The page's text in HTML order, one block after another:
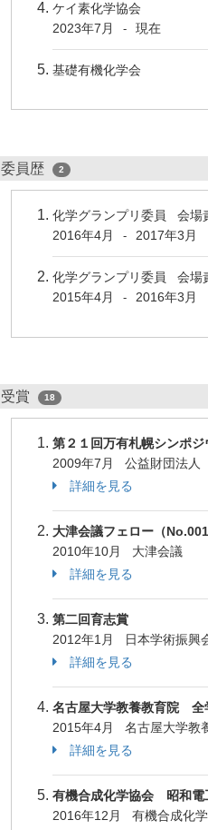
ケイ素化学協会
2023年7月
- 現在
基礎有機化学会
委員歴 2
化学グランプリ委員 会場
2016年4月
- 2017年3月
化学グランプリ委員 会場
2015年4月
- 2016年3月
受賞 18
第２１回万有札幌シンポ
2009年7月 公益財団法人
詳細を見る
大津会議フェロー（No.001
2010年10月 大津会議
詳細を見る
第二回育志賞
2012年1月 日本学術振興
詳細を見る
名古屋大学教養教育院 全
2015年4月 名古屋大学教
詳細を見る
有機合成化学協会 昭和電
2016年12月 有機合成化